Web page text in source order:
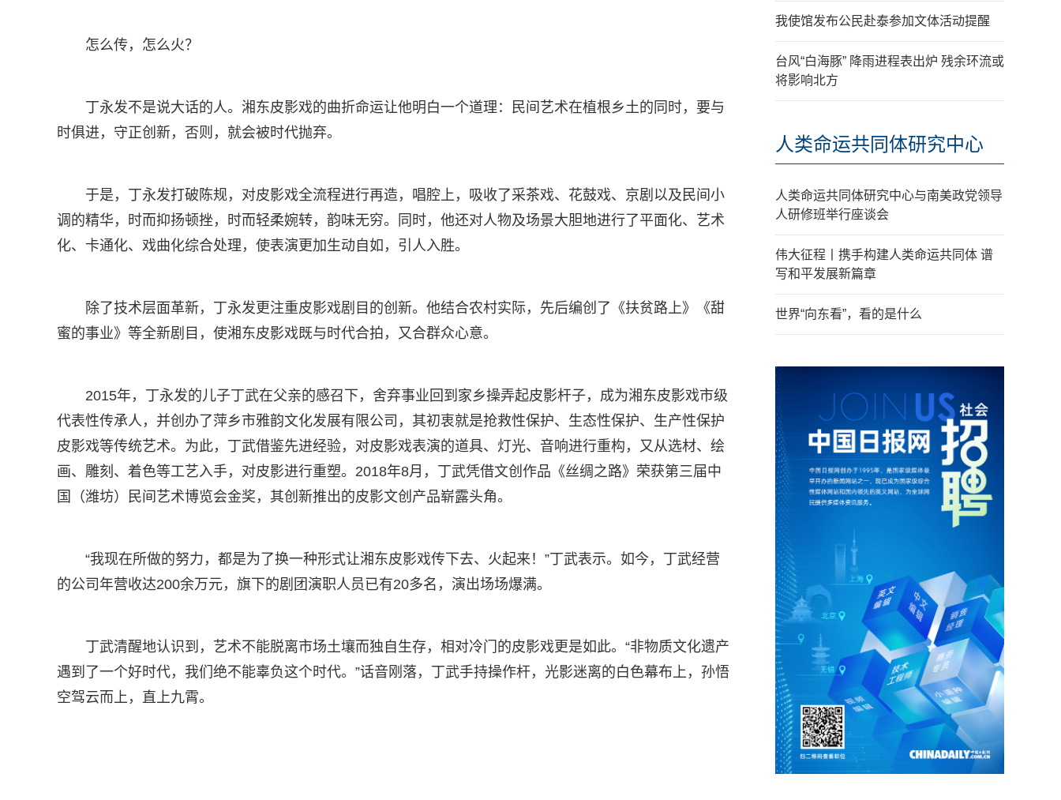
怎么传，怎么火？
丁永发不是说大话的人。湘东皮影戏的曲折命运让他明白一个道理：民间艺术在植根乡土的同时，要与
时俱进，守正创新，否则，就会被时代抛弃。
于是，丁永发打破陈规，对皮影戏全流程进行再造，唱腔上，吸收了采茶戏、花鼓戏、京剧以及民间小
调的精华，时而抑扬顿挫，时而轻柔婉转，韵味无穷。同时，他还对人物及场景大胆地进行了平面化、艺术
化、卡通化、戏曲化综合处理，使表演更加生动自如，引人入胜。
除了技术层面革新，丁永发更注重皮影戏剧目的创新。他结合农村实际，先后编创了《扶贫路上》《甜
蜜的事业》等全新剧目，使湘东皮影戏既与时代合拍，又合群众心意。
2015年，丁永发的儿子丁武在父亲的感召下，舍弃事业回到家乡操弄起皮影杆子，成为湘东皮影戏市级
代表性传承人，并创办了萍乡市雅韵文化发展有限公司，其初衷就是抢救性保护、生态性保护、生产性保护
皮影戏等传统艺术。为此，丁武借鉴先进经验，对皮影戏表演的道具、灯光、音响进行重构，又从选材、绘
画、雕刻、着色等工艺入手，对皮影进行重塑。2018年8月，丁武凭借文创作品《丝绸之路》荣获第三届中
国（潍坊）民间艺术博览会金奖，其创新推出的皮影文创产品崭露头角。
“我现在所做的努力，都是为了换一种形式让湘东皮影戏传下去、火起来！”丁武表示。如今，丁武经营
的公司年营收达200余万元，旗下的剧团演职人员已有20多名，演出场场爆满。
丁武清醒地认识到，艺术不能脱离市场土壤而独自生存，相对冷门的皮影戏更是如此。“非物质文化遗产
遇到了一个好时代，我们绝不能辜负这个时代。”话音刚落，丁武手持操作杆，光影迷离的白色幕布上，孙悟
空驾云而上，直上九霄。
我使馆发布公民赴泰参加文体活动提醒
台风“白海豚” 降雨进程表出炉 残余环流或
将影响北方
人类命运共同体研究中心
人类命运共同体研究中心与南美政党领导
人研修班举行座谈会
伟大征程丨携手构建人类命运共同体 谱
写和平发展新篇章
世界“向东看”，看的是什么